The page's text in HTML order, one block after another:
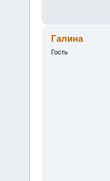
Галина
Гость